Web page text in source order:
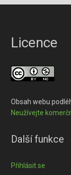
Licence
Obsah webu
Neužívejte
Další funkce
Přihlásit se